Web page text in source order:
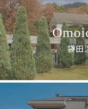
袋田